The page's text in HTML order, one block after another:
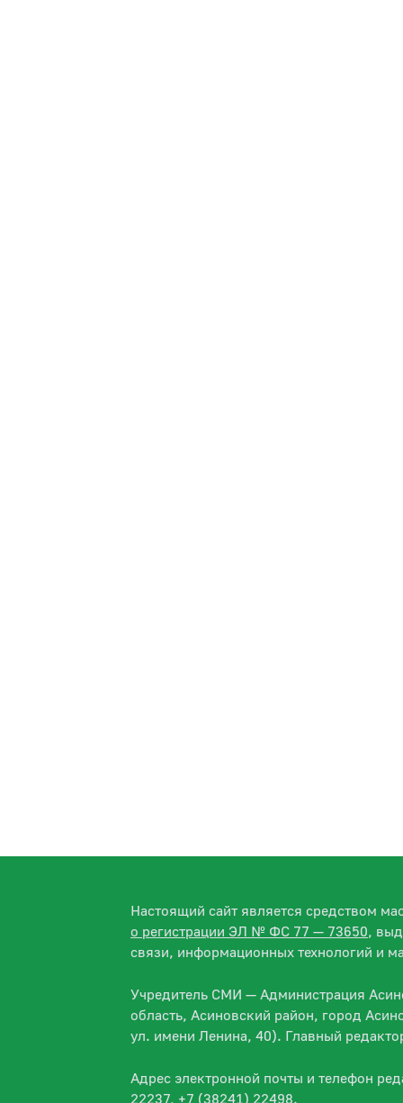
Настоящий сайт является средством
о регистрации ЭЛ № ФС 77 — 73650,
связи, информационных технологий и
Учредитель СМИ — Администрация
область, Асиновский район, город
ул. имени Ленина, 40). Главный
Адрес электронной почты и телефон
22237, +7 (38241) 22498.